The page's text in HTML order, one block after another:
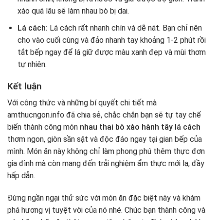
xào quá lâu sẽ làm nhau bò bị dai.
Lá cách: Lá cách rất nhanh chín và dễ nát. Bạn chỉ nên
cho vào cuối cùng và đảo nhanh tay khoảng 1-2 phút rồi
tắt bếp ngay để lá giữ được màu xanh đẹp và mùi thơm
tự nhiên.
Kết luận
Với công thức và những bí quyết chi tiết mà
amthucngon.info đã chia sẻ, chắc chắn bạn sẽ tự tay chế
biến thành công món nhau thai bò xào hành tây lá cách
thơm ngon, giòn sần sật và độc đáo ngay tại gian bếp của
mình. Món ăn này không chỉ làm phong phú thêm thực đơn
gia đình mà còn mang đến trải nghiệm ẩm thực mới lạ, đầy
hấp dẫn.
Đừng ngần ngại thử sức với món ăn đặc biệt này và khám
phá hương vị tuyệt vời của nó nhé. Chúc bạn thành công và